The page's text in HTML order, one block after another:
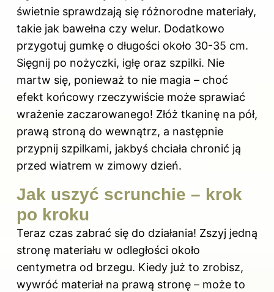
świetnie sprawdzają się różnorodne materiały,
takie jak bawełna czy welur. Dodatkowo
przygotuj gumkę o długości około 30-35 cm.
Sięgnij po nożyczki, igłę oraz szpilki. Nie
martw się, ponieważ to nie magia – choć
efekt końcowy rzeczywiście może sprawiać
wrażenie zaczarowanego! Złóż tkaninę na pół,
prawą stroną do wewnątrz, a następnie
przypnij szpilkami, jakbyś chciała chronić ją
przed wiatrem w zimowy dzień.
Jak uszyć scrunchie – krok
po kroku
Teraz czas zabrać się do działania! Zszyj jedną
stronę materiału w odległości około
centymetra od brzegu. Kiedy już to zrobisz,
wywróć materiał na prawą stronę – może to